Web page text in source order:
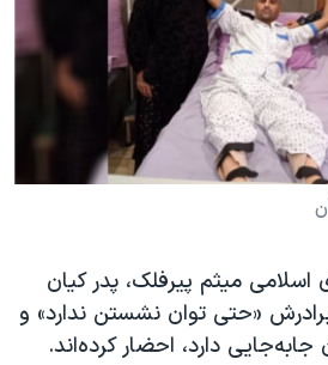
۲۰۲۴
اسرائیل
میثم پیرفلک، پدر کیان
برادرش «حتی توان نشستن ندارد» و
جابه‌جایی دارد، احضار کرده‌اند.